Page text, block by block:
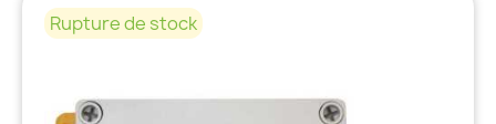
Rupture de stock